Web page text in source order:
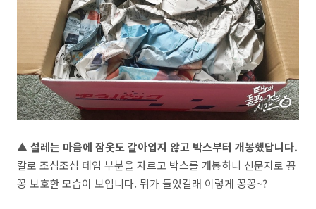
▲ 설레는 마음에 잠옷도 갈아입지 않고 박스부터 개봉했답니다.
칼로 조심조심 테입 부분을 자르고 박스를 개봉하니 신문지로 꽁
꽁 보호한 모습이 보입니다. 뭐가 들었길래 이렇게 꽁꽁~?